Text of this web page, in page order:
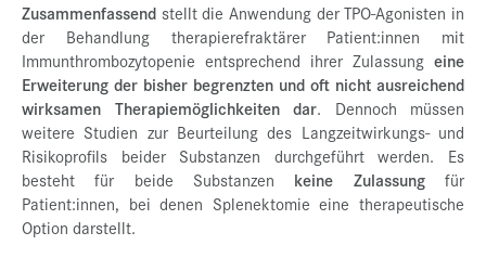
Zusammenfassend stellt die Anwendung der TPO-Agonisten in
der Behandlung therapierefraktärer Patient:innen mit
Immunthrombozytopenie entsprechend ihrer Zulassung eine
Erweiterung der bisher begrenzten und oft nicht ausreichend
wirksamen Therapiemöglichkeiten dar. Dennoch müssen
weitere Studien zur Beurteilung des Langzeitwirkungs- und
Risikoprofils beider Substanzen durchgeführt werden. Es
besteht für beide Substanzen keine Zulassungfür
Patient:innen, bei denen Splenektomie eine therapeutische
Option darstellt.